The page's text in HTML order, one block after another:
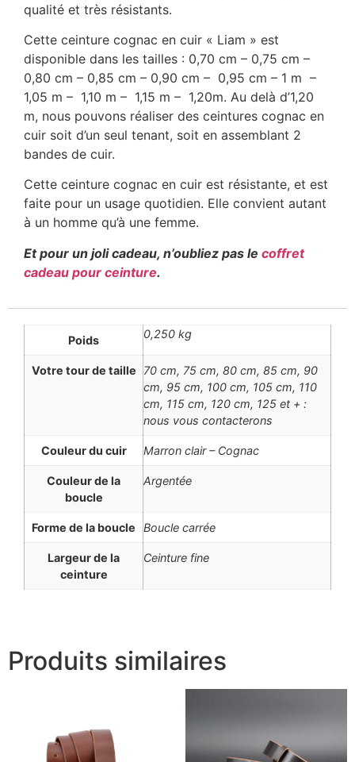
qualité et très résistants.
Cette ceinture cognac en cuir « Liam » est
disponible dans les tailles : 0,70 cm – 0,75 cm –
0,80 cm – 0,85 cm – 0,90 cm – 0,95 cm – 1 m –
1,05 m – 1,10 m – 1,15 m – 1,20m. Au delà d’1,20
m, nous pouvons réaliser des ceintures cognac en
cuir soit d’un seul tenant, soit en assemblant 2
bandes de cuir.
Cette ceinture cognac en cuir est résistante, et est
faite pour un usage quotidien. Elle convient autant
à un homme qu’à une femme.
Et pour un joli cadeau, n’oubliez pas le coffret
cadeau pour ceinture.
Poids 0,250 kg
Votre tour de taille
70 cm, 75 cm, 80 cm, 85 cm, 90
cm, 95 cm, 100 cm, 105 cm, 110
cm, 115 cm, 120 cm, 125 et + :
nous vous contacterons
Couleur du cuir Marron clair – Cognac
Couleur de la
boucle
Argentée
Forme de la boucle Boucle carrée
Largeur de la
ceinture
Ceinture fine
Produits similaires